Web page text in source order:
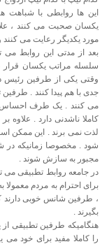
این ها روابطی با شباهت
یکسان صحبت می کنند ،
مورد یکدیگر رعایت می
بعد از مدتی این روابط می
سلسله مراتب یکسان قرار
وقتی یکی از طرفین رئیس
جدی با هم پیدا کنند . طرفین
می کنند . یک طرف احساس
کاملا ناشدنی دارد . علاوه
لذت نمی برند . این ممکن
شود . مخصوصا زمانیکه در
مجبور به سازش شوند .
در جامعه روابط تطبیقی می
برای احترام به مردم
، طرفین شانس خوبی دارند
بگیرند .
هنگامیکه طرفین تطبیقی
را کاملا مفید برای خود